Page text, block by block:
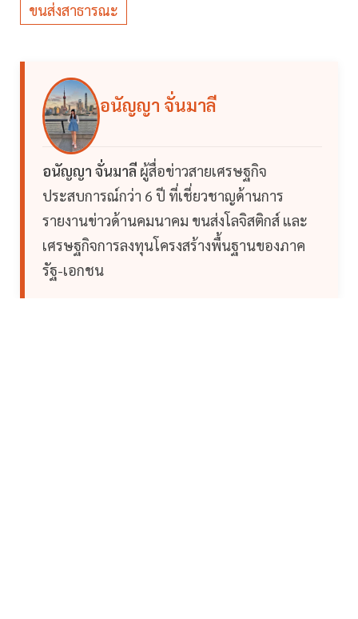
ขนส่งสาธารณะ
อนัญญา จั่นมาลี
อนัญญา จั่นมาลี ผู้สื่อข่าวสายเศรษฐกิจ
ประสบการณ์กว่า 6 ปี ที่เชี่ยวชาญด้านการ
รายงานข่าวด้านคมนาคม ขนส่งโลจิสติกส์ และ
เศรษฐกิจการลงทุนโครงสร้างพื้นฐานของภาค
รัฐ-เอกชน